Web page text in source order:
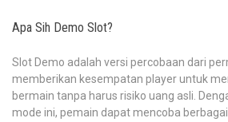
Apa Sih Demo Slot?
Slot Demo adalah versi percobaan dari
memberikan kesempatan player untuk
bermain tanpa harus risiko uang asli.
mode ini, pemain dapat mencoba